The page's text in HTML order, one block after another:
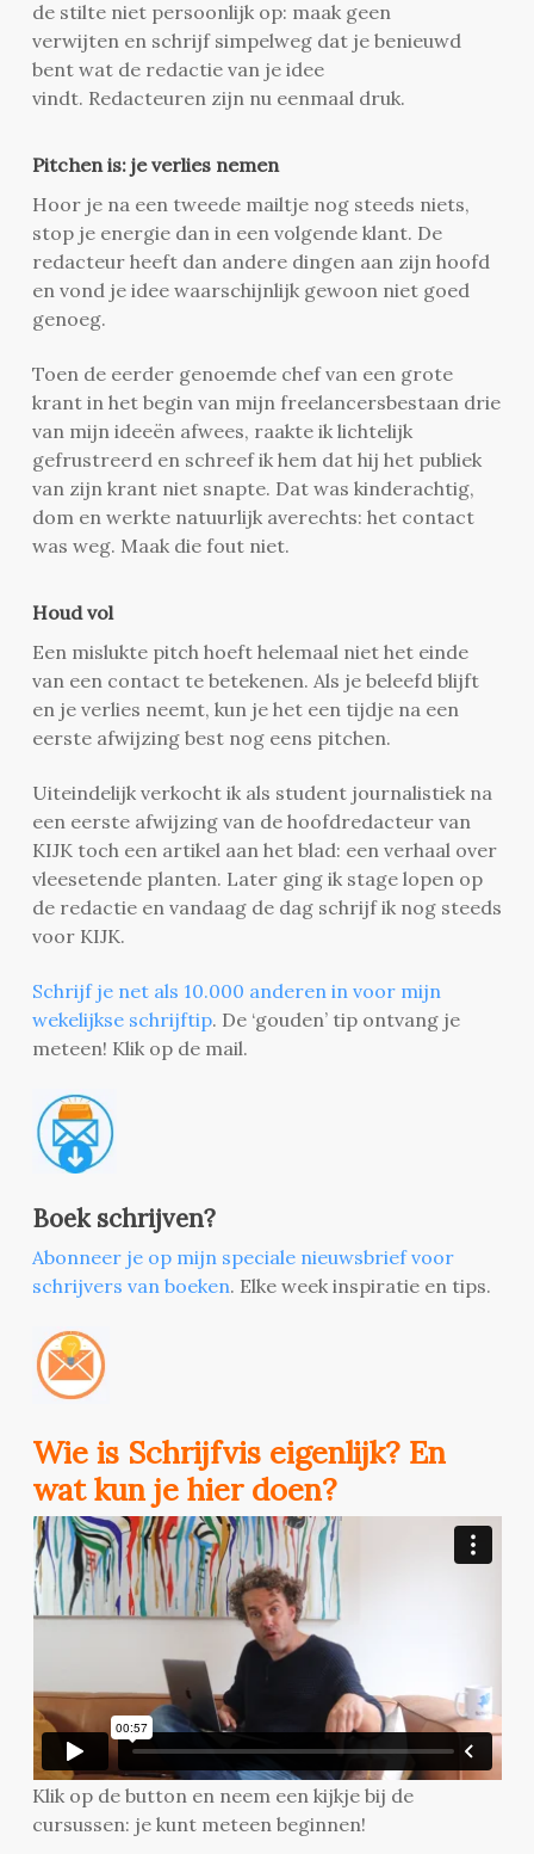
de stilte niet persoonlijk op: maak geen
verwijten en schrijf simpelweg dat je benieuwd
bent wat de redactie van je idee
vindt. Redacteuren zijn nu eenmaal druk.
Pitchen is: je verlies nemen
Hoor je na een tweede mailtje nog steeds niets,
stop je energie dan in een volgende klant. De
redacteur heeft dan andere dingen aan zijn hoofd
en vond je idee waarschijnlijk gewoon niet goed
genoeg.
Toen de eerder genoemde chef van een grote
krant in het begin van mijn freelancersbestaan drie
van mijn ideeën afwees, raakte ik lichtelijk
gefrustreerd en schreef ik hem dat hij het publiek
van zijn krant niet snapte. Dat was kinderachtig,
dom en werkte natuurlijk averechts: het contact
was weg. Maak die fout niet.
Houd vol
Een mislukte pitch hoeft helemaal niet het einde
van een contact te betekenen. Als je beleefd blijft
en je verlies neemt, kun je het een tijdje na een
eerste afwijzing best nog eens pitchen.
Uiteindelijk verkocht ik als student journalistiek na
een eerste afwijzing van de hoofdredacteur van
KIJK toch een artikel aan het blad: een verhaal over
vleesetende planten. Later ging ik stage lopen op
de redactie en vandaag de dag schrijf ik nog steeds
voor KIJK.
Schrijf je net als 10.000 anderen in voor mijn
wekelijkse schrijftip. De ‘gouden’ tip ontvang je
meteen! Klik op de mail.
Boek schrijven?
Abonneer je op mijn speciale nieuwsbrief voor
schrijvers van boeken. Elke week inspiratie en tips.
Wie is Schrijfvis eigenlijk? En
wat kun je hier doen?
Klik op de button en neem een kijkje bij de
cursussen: je kunt meteen beginnen!